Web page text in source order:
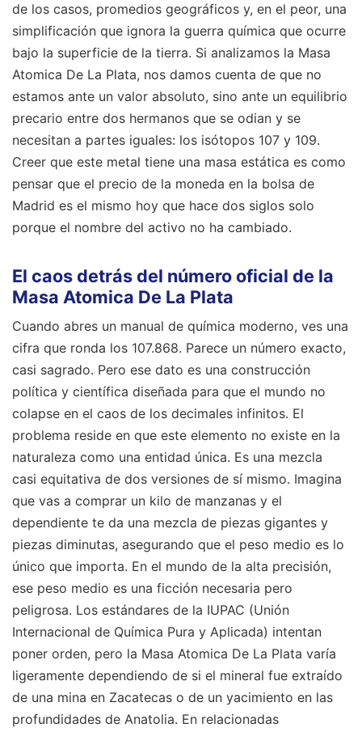
de los casos, promedios geográficos y, en el peor, una
simplificación que ignora la guerra química que ocurre
bajo la superficie de la tierra. Si analizamos la Masa
Atomica De La Plata, nos damos cuenta de que no
estamos ante un valor absoluto, sino ante un equilibrio
precario entre dos hermanos que se odian y se
necesitan a partes iguales: los isótopos 107 y 109.
Creer que este metal tiene una masa estática es como
pensar que el precio de la moneda en la bolsa de
Madrid es el mismo hoy que hace dos siglos solo
porque el nombre del activo no ha cambiado.
El caos detrás del número oficial de la
Masa Atomica De La Plata
Cuando abres un manual de química moderno, ves una
cifra que ronda los 107.868. Parece un número exacto,
casi sagrado. Pero ese dato es una construcción
política y científica diseñada para que el mundo no
colapse en el caos de los decimales infinitos. El
problema reside en que este elemento no existe en la
naturaleza como una entidad única. Es una mezcla
casi equitativa de dos versiones de sí mismo. Imagina
que vas a comprar un kilo de manzanas y el
dependiente te da una mezcla de piezas gigantes y
piezas diminutas, asegurando que el peso medio es lo
único que importa. En el mundo de la alta precisión,
ese peso medio es una ficción necesaria pero
peligrosa. Los estándares de la IUPAC (Unión
Internacional de Química Pura y Aplicada) intentan
poner orden, pero la Masa Atomica De La Plata varía
ligeramente dependiendo de si el mineral fue extraído
de una mina en Zacatecas o de un yacimiento en las
profundidades de Anatolia. En relacionadas